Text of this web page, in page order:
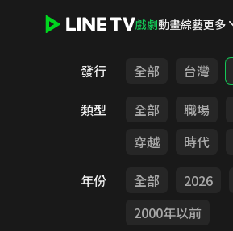
戲劇動畫綜藝更多
發行 全部 台灣
類型
全部 職場
穿越
時代
年份
全部 2026
2000年以前